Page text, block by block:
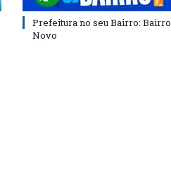
Prefeitura no seu Bairro: Bairro
Novo